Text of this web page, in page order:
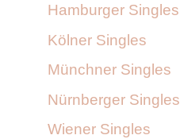
Hamburger Singles
Kölner Singles
Münchner Singles
Nürnberger Singles
Wiener Singles